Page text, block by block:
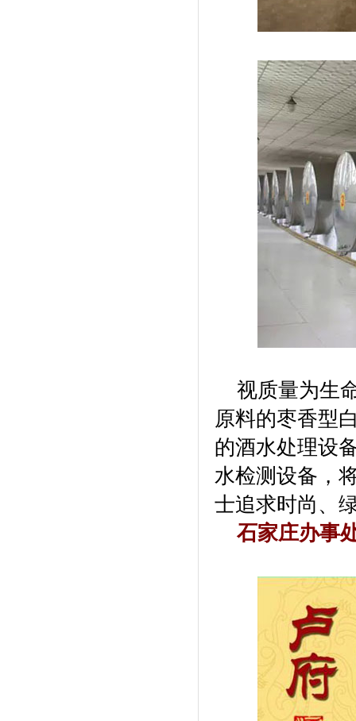
视质量为生
原料的枣香型
的酒水处理设
水检测设备，
士追求时尚、
石家庄办事